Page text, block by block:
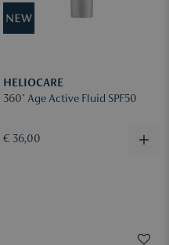
HELIOCARE
360° Age Active Fluid SPF50
€ 36,00